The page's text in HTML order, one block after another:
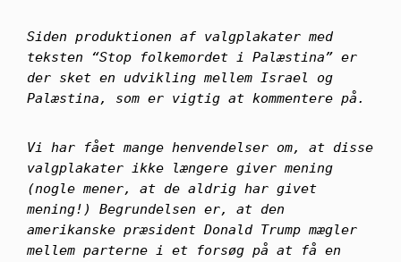
Siden produktionen af valgplakater med
teksten “Stop folkemordet i Palæstina” er
der sket en udvikling mellem Israel og
Palæstina, som er vigtig at kommentere på.
Vi har fået mange henvendelser om, at disse
valgplakater ikke længere giver mening
(nogle mener, at de aldrig har givet
mening!) Begrundelsen er, at den
amerikanske præsident Donald Trump mægler
mellem parterne i et forsøg på at få en